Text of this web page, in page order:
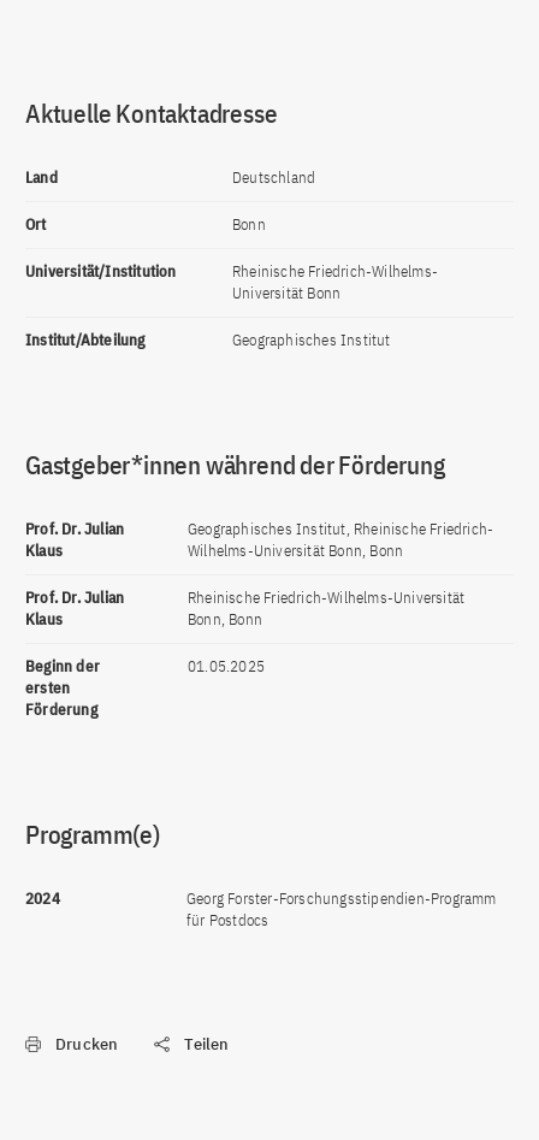
Aktuelle Kontaktadresse
Land Deutschland
Ort Bonn
Universität/Institution
Rheinische Friedrich-Wilhelms-
Universität Bonn
Institut/Abteilung Geographisches Institut
Gastgeber*innen während der Förderung
Prof. Dr. Julian
Klaus
Geographisches Institut, Rheinische Friedrich-
Wilhelms-Universität Bonn, Bonn
Prof. Dr. Julian
Klaus
Rheinische Friedrich-Wilhelms-Universität
Bonn, Bonn
Beginn der
ersten
Förderung
01.05.2025
Programm(e)
2024
Georg Forster-Forschungsstipendien-Programm
für Postdocs
Drucken Teilen